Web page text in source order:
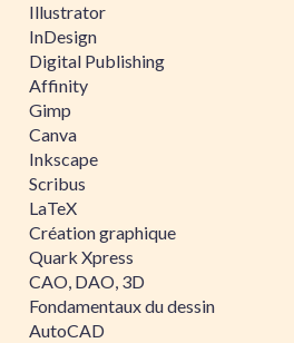
Illustrator
InDesign
Digital Publishing
Affinity
Gimp
Canva
Inkscape
Scribus
LaTeX
Création graphique
Quark Xpress
CAO, DAO, 3D
Fondamentaux du dessin
AutoCAD